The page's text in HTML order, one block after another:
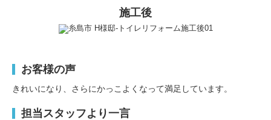
施工後
お客様の声
きれいになり、さらにかっこよくなって満足しています。
担当スタッフより一言